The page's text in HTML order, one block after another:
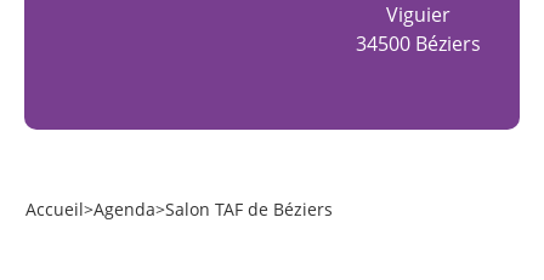
Viguier
34500 Béziers
Accueil>Agenda>Salon TAF de Béziers